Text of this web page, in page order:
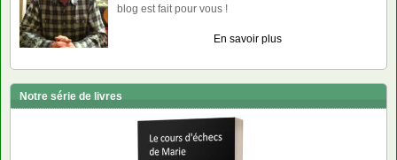
blog est fait pour vous !
En savoir plus
Notre série de livres